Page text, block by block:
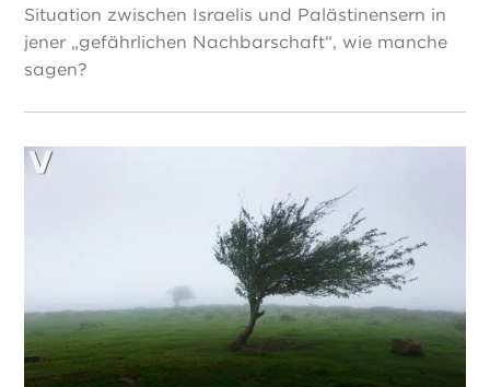
Situation zwischen Israelis und Palästinensern in
jener „gefährlichen Nachbarschaft“, wie manche
sagen?